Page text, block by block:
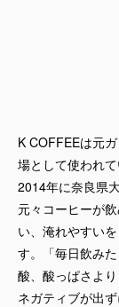
K COFFEEは元
場として使われ
2014年に奈良県
元々コーヒーが
い、淹れやすい
す。「毎日飲み
酸、酸っぱさよ
ネガティブが出